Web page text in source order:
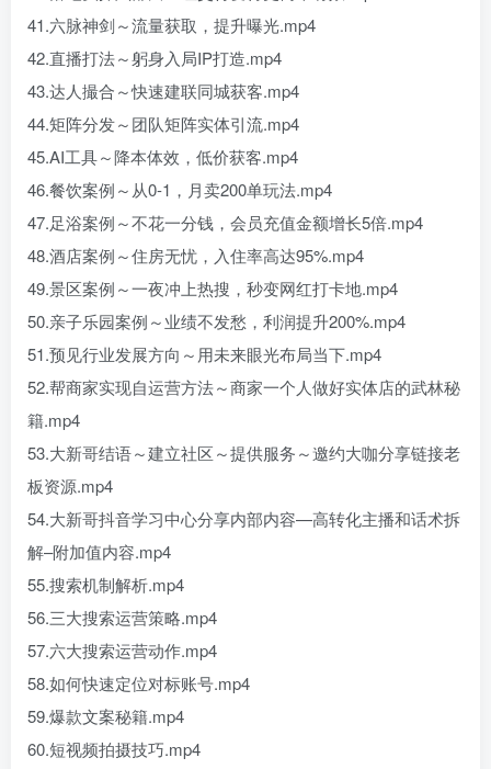
41.六脉神剑～流量获取，提升曝光.mp4
42.直播打法～躬身入局IP打造.mp4
43.达人撮合～快速建联同城获客.mp4
44.矩阵分发～团队矩阵实体引流.mp4
45.AI工具～降本体效，低价获客.mp4
46.餐饮案例～从0-1，月卖200单玩法.mp4
47.足浴案例～不花一分钱，会员充值金额增长5倍.mp4
48.酒店案例～住房无忧，入住率高达95%.mp4
49.景区案例～一夜冲上热搜，秒变网红打卡地.mp4
50.亲子乐园案例～业绩不发愁，利润提升200%.mp4
51.预见行业发展方向～用未来眼光布局当下.mp4
52.帮商家实现自运营方法～商家一个人做好实体店的武林秘
籍.mp4
53.大新哥结语～建立社区～提供服务～邀约大咖分享链接老
板资源.mp4
54.大新哥抖音学习中心分享内部内容—高转化主播和话术拆
解–附加值内容.mp4
55.搜索机制解析.mp4
56.三大搜索运营策略.mp4
57.六大搜索运营动作.mp4
58.如何快速定位对标账号.mp4
59.爆款文案秘籍.mp4
60.短视频拍摄技巧.mp4